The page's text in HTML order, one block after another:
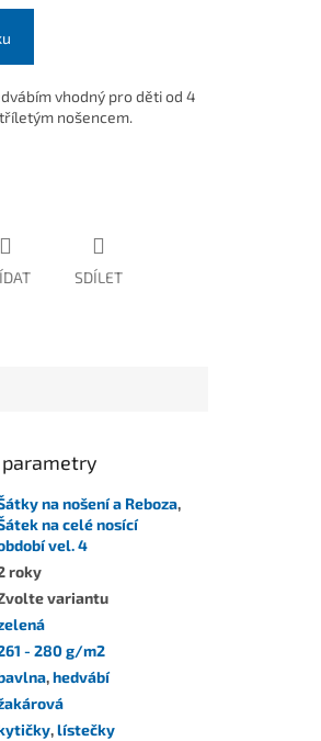
vhodný pro děti od 4
nošencem.
SDÍLET
na nošení a Reboza,
na celé nosící
vel. 4
roky
variantu
- 280 g/m2
,hedvábí
,lístečky